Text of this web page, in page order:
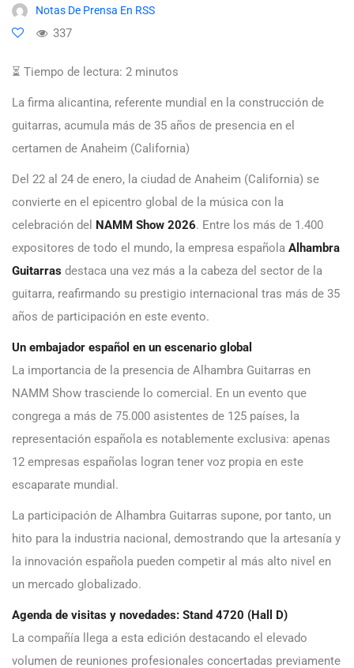
Notas De Prensa En RSS
337
⏳ Tiempo de lectura: 2 minutos
La firma alicantina, referente mundial en la construcción de
guitarras, acumula más de 35 años de presencia en el
certamen de Anaheim (California)
Del 22 al 24 de enero, la ciudad de Anaheim (California) se
convierte en el epicentro global de la música con la
celebración del NAMM Show 2026. Entre los más de 1.400
expositores de todo el mundo, la empresa española Alhambra
Guitarras destaca una vez más a la cabeza del sector de la
guitarra, reafirmando su prestigio internacional tras más de 35
años de participación en este evento.
Un embajador español en un escenario global
La importancia de la presencia de Alhambra Guitarras en
NAMM Show trasciende lo comercial. En un evento que
congrega a más de 75.000 asistentes de 125 países, la
representación española es notablemente exclusiva: apenas
12 empresas españolas logran tener voz propia en este
escaparate mundial.
La participación de Alhambra Guitarras supone, por tanto, un
hito para la industria nacional, demostrando que la artesanía y
la innovación española pueden competir al más alto nivel en
un mercado globalizado.
Agenda de visitas y novedades: Stand 4720 (Hall D)
La compañía llega a esta edición destacando el elevado
volumen de reuniones profesionales concertadas previamente